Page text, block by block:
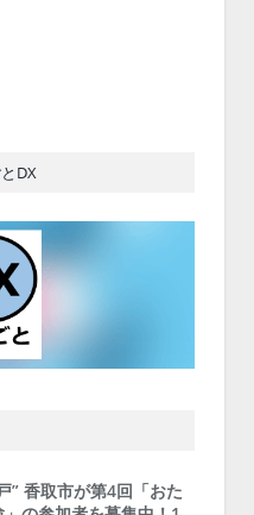
DX
” 香取市が第4回「おた